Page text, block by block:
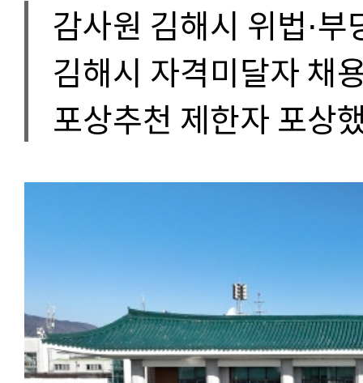
감사원 김해시 위법⋅부
김해시 자격미달자 채
포상추천 제한자 포상